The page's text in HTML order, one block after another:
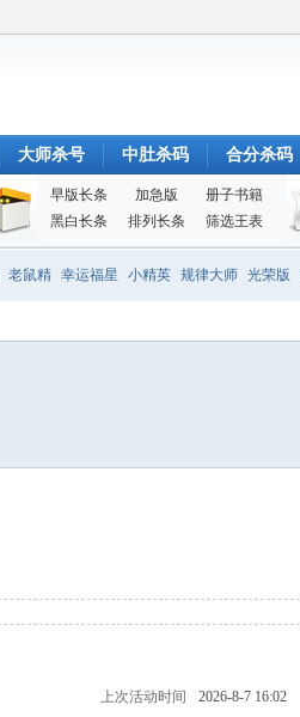
大师杀号 中肚杀码 合分杀码
早版长条 加急版
册子书籍
黑白长条
排列长条 筛选王表
老鼠精 幸运福星 小精英 规律大师 光荣版
上次活动时间 2026-8-7 16:02